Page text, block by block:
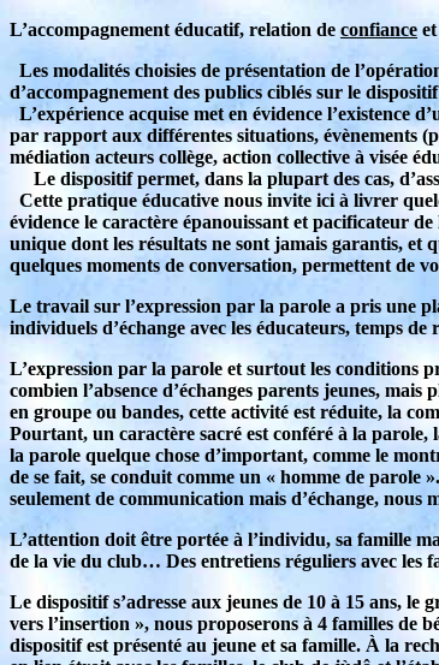
L’accompagnement éducatif, relation de confiance
Les modalités choisies de présentation de
d’accompagnement des publics ciblés sur le
L’expérience acquise met en évidence l’existence
par rapport aux différentes situations, évènements
médiation acteurs collège, action collective à visée
Le dispositif permet, dans la plupart des cas,
Cette pratique éducative nous invite ici à livrer
évidence le caractère épanouissant et pacificateur
unique dont les résultats ne sont jamais garantis, et
quelques moments de conversation, permettent de
Le travail sur l’expression par la parole a pris une
individuels d’échange avec les éducateurs, temps
L’expression par la parole et surtout les conditions
combien l’absence d’échanges parents jeunes,
en groupe ou bandes, cette activité est réduite, la
Pourtant, un caractère sacré est conféré à la
la parole quelque chose d’important, comme le
de se fait, se conduit comme un « homme de parole
seulement de communication mais d’échange, nous
L’attention doit être portée à l’individu, sa famille
de la vie du club… Des entretiens réguliers avec les
Le dispositif s’adresse aux jeunes de 10 à 15 ans, le
vers l’insertion », nous proposerons à 4 familles de
dispositif est présenté au jeune et sa famille. À la